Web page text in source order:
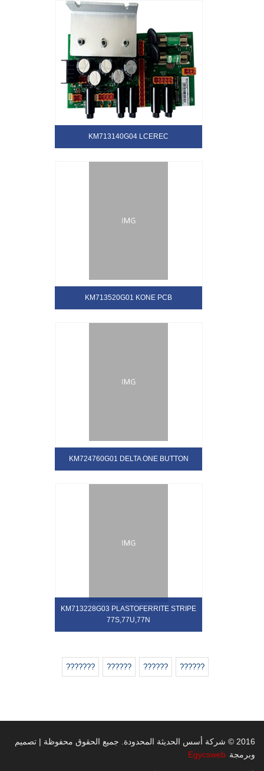
KM713140G04 LCEREC
KM713520G01 KONE PCB
KM724760G01 DELTA ONE BUTTON
KM713228G03 PLASTOFERRITE STRIPE
77S,77U,77N
2016 © شركة أسس الحديثة المحدودة. جميع الحقوق محفوظة | تصميم
وبرمجة Egycsweb